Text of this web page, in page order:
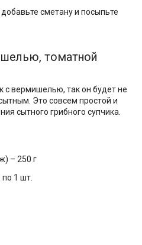
сметану и посыпьте
томатной
с вермишелью, так он будет не
Это совсем простой и
сытного грибного супчика.
– 250 г
1 шт.